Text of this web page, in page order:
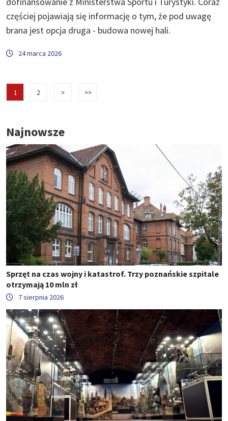
częściej pojawiają się informację o tym, że pod uwagę
brana jest opcja druga - budowa nowej hali.
24 marca 2026
1 2 > >>
Najnowsze
Sprzęt na czas wojny i katastrof. Trzy poznańskie szpitale
otrzymają 10 mln zł
7 sierpnia 2026